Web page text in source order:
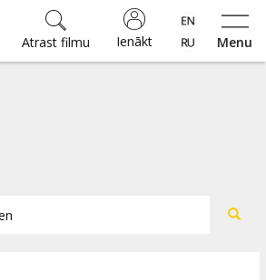
Menu
Ienākt
Atrast filmu